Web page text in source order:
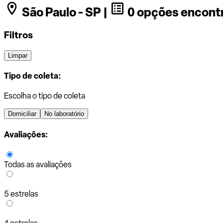
São Paulo - SP |
0 opções
Filtros
Limpar
Tipo de coleta:
Escolha o tipo de coleta
Domiciliar No laboratório
Avaliações:
Todas as avaliações
5 estrelas